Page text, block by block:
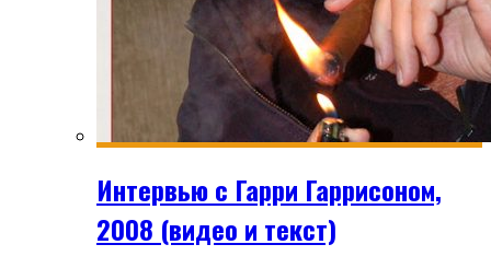
Интервью с Гарри Гаррисоном,
2008 (видео и текст)